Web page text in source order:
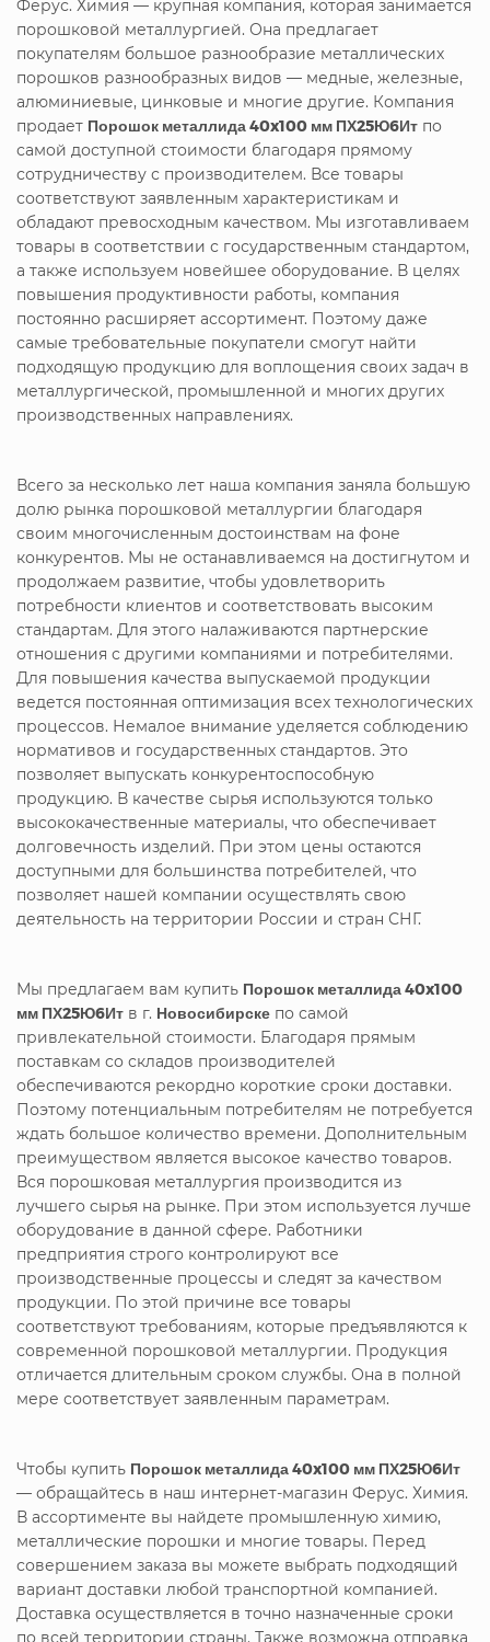
Ферус. Химия — крупная компания, которая занимается
порошковой металлургией. Она предлагает
покупателям большое разнообразие металлических
порошков разнообразных видов — медные, железные,
алюминиевые, цинковые и многие другие. Компания
продает Порошок металлида 40x100 мм ПХ25Ю6Ит по
самой доступной стоимости благодаря прямому
сотрудничеству с производителем. Все товары
соответствуют заявленным характеристикам и
обладают превосходным качеством. Мы изготавливаем
товары в соответствии с государственным стандартом,
а также используем новейшее оборудование. В целях
повышения продуктивности работы, компания
постоянно расширяет ассортимент. Поэтому даже
самые требовательные покупатели смогут найти
подходящую продукцию для воплощения своих задач в
металлургической, промышленной и многих других
производственных направлениях.
Всего за несколько лет наша компания заняла большую
долю рынка порошковой металлургии благодаря
своим многочисленным достоинствам на фоне
конкурентов. Мы не останавливаемся на достигнутом и
продолжаем развитие, чтобы удовлетворить
потребности клиентов и соответствовать высоким
стандартам. Для этого налаживаются партнерские
отношения с другими компаниями и потребителями.
Для повышения качества выпускаемой продукции
ведется постоянная оптимизация всех технологических
процессов. Немалое внимание уделяется соблюдению
нормативов и государственных стандартов. Это
позволяет выпускать конкурентоспособную
продукцию. В качестве сырья используются только
высококачественные материалы, что обеспечивает
долговечность изделий. При этом цены остаются
доступными для большинства потребителей, что
позволяет нашей компании осуществлять свою
деятельность на территории России и стран СНГ.
Мы предлагаем вам купить Порошок металлида 40x100
мм ПХ25Ю6Ит в г. Новосибирске по самой
привлекательной стоимости. Благодаря прямым
поставкам со складов производителей
обеспечиваются рекордно короткие сроки доставки.
Поэтому потенциальным потребителям не потребуется
ждать большое количество времени. Дополнительным
преимуществом является высокое качество товаров.
Вся порошковая металлургия производится из
лучшего сырья на рынке. При этом используется лучше
оборудование в данной сфере. Работники
предприятия строго контролируют все
производственные процессы и следят за качеством
продукции. По этой причине все товары
соответствуют требованиям, которые предъявляются к
современной порошковой металлургии. Продукция
отличается длительным сроком службы. Она в полной
мере соответствует заявленным параметрам.
Чтобы купить Порошок металлида 40x100 мм ПХ25Ю6Ит
— обращайтесь в наш интернет-магазин Ферус. Химия.
В ассортименте вы найдете промышленную химию,
металлические порошки и многие товары. Перед
совершением заказа вы можете выбрать подходящий
вариант доставки любой транспортной компанией.
Доставка осуществляется в точно назначенные сроки
по всей территории страны. Также возможна отправка